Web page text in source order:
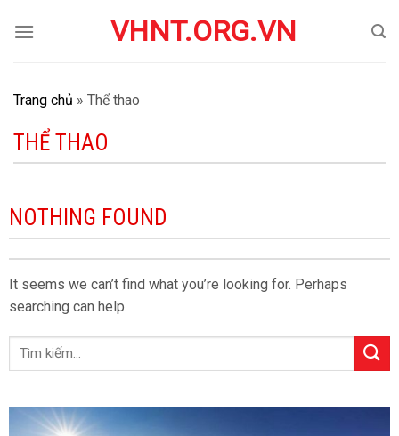
VHNT.ORG.VN
Trang chủ » Thể thao
THỂ THAO
NOTHING FOUND
It seems we can’t find what you’re looking for. Perhaps
searching can help.